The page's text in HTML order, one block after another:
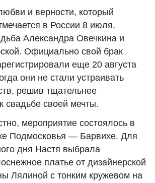
и верности, который
в России 8 июля,
Александра Овечкина и
Официально свой брак
еще 20 августа
они не стали устраивать
решив тщательнее
свадьбе своей мечты.
мероприятие состоялось в
Подмосковья — Барвихе. Для
дня Настя выбрала
платье от дизайнерской
Лялиной с тонким кружевом на